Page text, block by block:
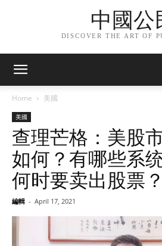
中國公
DISCOVER THE ART OF
Home 美國
美國
查理芒格：美股
如何？有哪些系
何时要卖出股票？
編輯 - April 17, 2021